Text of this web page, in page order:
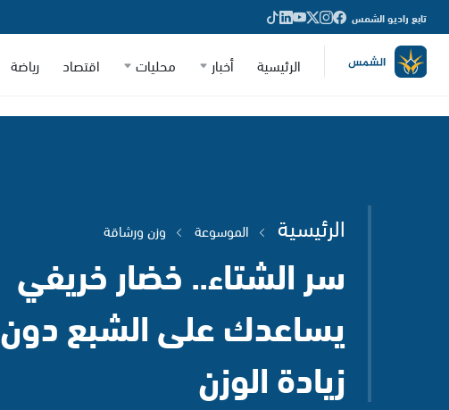
تابع راديو الشمس
الرئيسية أخبار محليات اقتصاد رياضة
الرئيسية الموسوعة وزن ورشاقة
سر الشتاء.. خضار خريفي
يساعدك على الشبع دون
زيادة الوزن